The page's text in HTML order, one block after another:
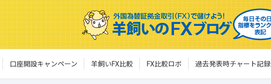
口座開設キャンペーン 羊飼いFX比較 FX比較ロボ 過去発表時チャート記録